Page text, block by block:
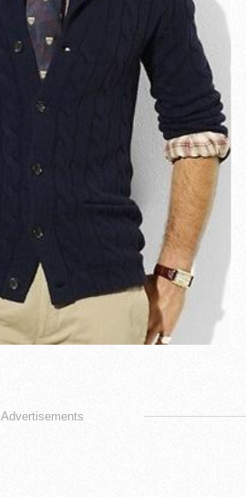
Advertisements